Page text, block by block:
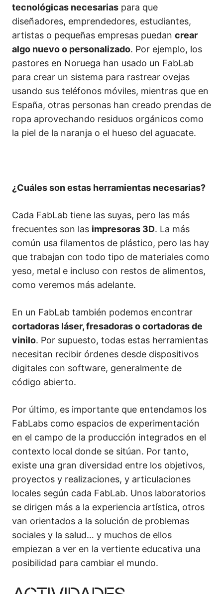
tecnológicas necesarias para que
diseñadores, emprendedores, estudiantes,
artistas o pequeñas empresas puedan crear
algo nuevo o personalizado. Por ejemplo, los
pastores en Noruega han usado un FabLab
para crear un sistema para rastrear ovejas
usando sus teléfonos móviles, mientras que en
España, otras personas han creado prendas de
ropa aprovechando residuos orgánicos como
la piel de la naranja o el hueso del aguacate.
¿Cuáles son estas herramientas necesarias?
Cada FabLab tiene las suyas, pero las más
frecuentes son las impresoras 3D. La más
común usa filamentos de plástico, pero las hay
que trabajan con todo tipo de materiales como
yeso, metal e incluso con restos de alimentos,
como veremos más adelante.
En un FabLab también podemos encontrar
cortadoras láser, fresadoras o cortadoras de
vinilo. Por supuesto, todas estas herramientas
necesitan recibir órdenes desde dispositivos
digitales con software, generalmente de
código abierto.
Por último, es importante que entendamos los
FabLabs como espacios de experimentación
en el campo de la producción integrados en el
contexto local donde se sitúan. Por tanto,
existe una gran diversidad entre los objetivos,
proyectos y realizaciones, y articulaciones
locales según cada FabLab. Unos laboratorios
se dirigen más a la experiencia artística, otros
van orientados a la solución de problemas
sociales y la salud… y muchos de ellos
empiezan a ver en la vertiente educativa una
posibilidad para cambiar el mundo.